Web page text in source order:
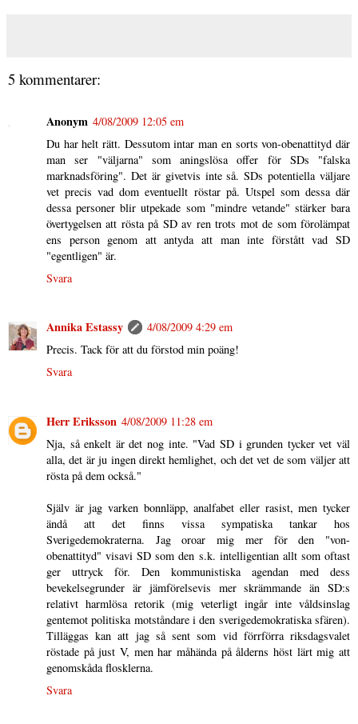
5 kommentarer:
Anonym 4/08/2009 12:05 em
Du har helt rätt. Dessutom intar man en sorts von-obenattityd där
man ser "väljarna" som aningslösa offer för SDs "falska
marknadsföring". Det är givetvis inte så. SDs potentiella väljare
vet precis vad dom eventuellt röstar på. Utspel som dessa där
dessa personer blir utpekade som "mindre vetande" stärker bara
övertygelsen att rösta på SD av ren trots mot de som förolämpat
ens person genom att antyda att man inte förstått vad SD
"egentligen" är.
Svara
Annika Estassy
4/08/2009 4:29 em
Precis. Tack för att du förstod min poäng!
Svara
Herr Eriksson 4/08/2009 11:28 em
Nja, så enkelt är det nog inte. "Vad SD i grunden tycker vet väl
alla, det är ju ingen direkt hemlighet, och det vet de som väljer att
rösta på dem också."
Själv är jag varken bonnläpp, analfabet eller rasist, men tycker
ändå att det finns vissa sympatiska tankar hos
Sverigedemokraterna. Jag oroar mig mer för den "von-
obenattityd" visavi SD som den s.k. intelligentian allt som oftast
ger uttryck för. Den kommunistiska agendan med dess
bevekelsegrunder är jämförelsevis mer skrämmande än SD:s
relativt harmlösa retorik (mig veterligt ingår inte våldsinslag
gentemot politiska motståndare i den sverigedemokratiska sfären).
Tilläggas kan att jag så sent som vid förrförra riksdagsvalet
röstade på just V, men har måhända på ålderns höst lärt mig att
genomskåda flosklerna.
Svara